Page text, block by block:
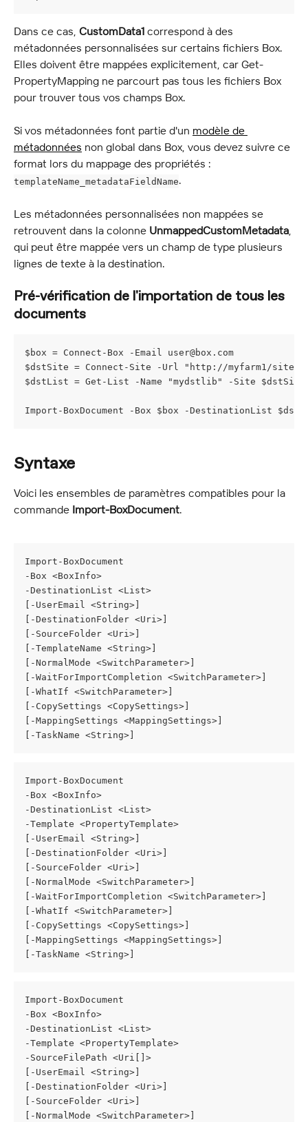
Dans ce cas, CustomData1 correspond à des
métadonnées personnalisées sur certains fichiers Box.
Elles doivent être mappées explicitement, car Get-
PropertyMapping ne parcourt pas tous les fichiers Box
pour trouver tous vos champs Box.
Si vos métadonnées font partie d'un modèle de
métadonnées non global dans Box, vous devez suivre ce
format lors du mappage des propriétés :
templateName_metadataFieldName.
Les métadonnées personnalisées non mappées se
retrouvent dans la colonne UnmappedCustomMetadata
qui peut être mappée vers un champ de type plusieurs
lignes de texte à la destination.
Pré-vérification de l'importation de tous les
documents
$box = Connect-Box -Email user@box.com
$dstSite = Connect-Site -Url "http://myfarm1/sites/
$dstList = Get-List -Name "mydstlib" -Site $dstSite
Import-BoxDocument -Box $box -DestinationList
Syntaxe
Voici les ensembles de paramètres compatibles pour la
commande Import-BoxDocument.
Import-BoxDocument
-Box <BoxInfo>
-DestinationList <List>
[-UserEmail <String>]
[-DestinationFolder <Uri>]
[-SourceFolder <Uri>]
[-TemplateName <String>]
[-NormalMode <SwitchParameter>]
[-WaitForImportCompletion <SwitchParameter>]
[-WhatIf <SwitchParameter>]
[-CopySettings <CopySettings>]
[-MappingSettings <MappingSettings>]
[-TaskName <String>]
Import-BoxDocument
-Box <BoxInfo>
-DestinationList <List>
-Template <PropertyTemplate>
[-UserEmail <String>]
[-DestinationFolder <Uri>]
[-SourceFolder <Uri>]
[-NormalMode <SwitchParameter>]
[-WaitForImportCompletion <SwitchParameter>]
[-WhatIf <SwitchParameter>]
[-CopySettings <CopySettings>]
[-MappingSettings <MappingSettings>]
[-TaskName <String>]
Import-BoxDocument
-Box <BoxInfo>
-DestinationList <List>
-Template <PropertyTemplate>
-SourceFilePath <Uri[]>
[-UserEmail <String>]
[-DestinationFolder <Uri>]
[-SourceFolder <Uri>]
[-NormalMode <SwitchParameter>]